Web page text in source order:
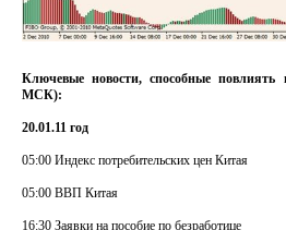
Ключевые новости, способные
МСК):
20.01.11 год
05:00 Индекс потребительских цен Китая
05:00 ВВП Китая
16:30 Заявки на пособие по безработице